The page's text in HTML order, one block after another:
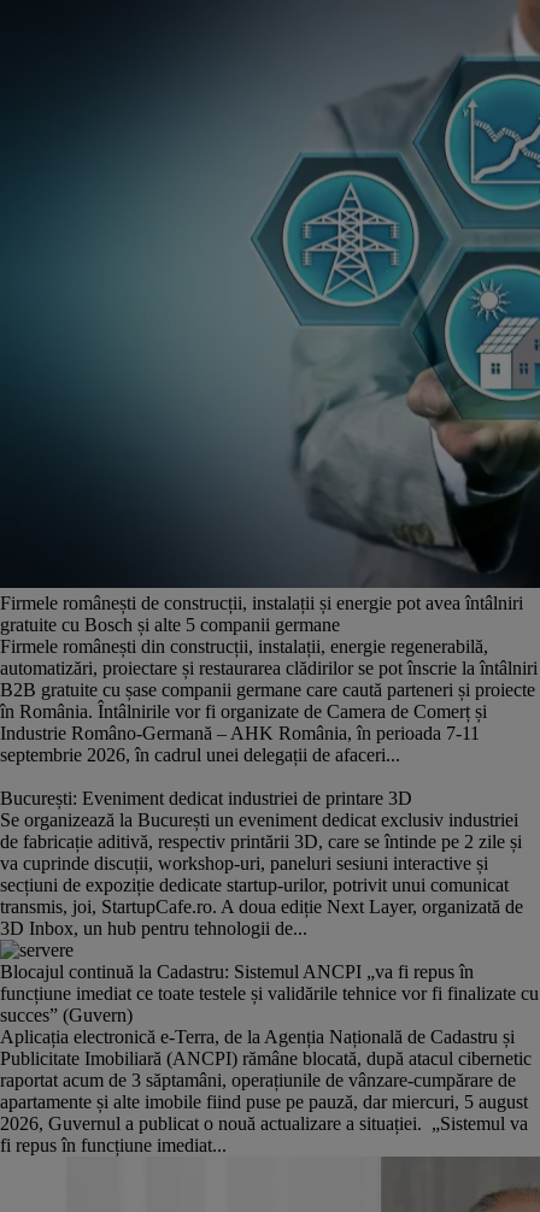
Firmele românești de construcții, instalații și energie pot avea întâlniri
gratuite cu Bosch și alte 5 companii germane
Firmele românești din construcții, instalații, energie regenerabilă,
automatizări, proiectare și restaurarea clădirilor se pot înscrie la întâlniri
B2B gratuite cu șase companii germane care caută parteneri și proiecte
în România. Întâlnirile vor fi organizate de Camera de Comerț și
Industrie Româno-Germană – AHK România, în perioada 7-11
septembrie 2026, în cadrul unei delegații de afaceri...
București: Eveniment dedicat industriei de printare 3D
Se organizează la București un eveniment dedicat exclusiv industriei
de fabricație aditivă, respectiv printării 3D, care se întinde pe 2 zile și
va cuprinde discuții, workshop-uri, paneluri sesiuni interactive și
secțiuni de expoziție dedicate startup-urilor, potrivit unui comunicat
transmis, joi, StartupCafe.ro. A doua ediție Next Layer, organizată de
3D Inbox, un hub pentru tehnologii de...
Blocajul continuă la Cadastru: Sistemul ANCPI „va fi repus în
funcțiune imediat ce toate testele și validările tehnice vor fi finalizate cu
succes” (Guvern)
Aplicația electronică e-Terra, de la Agenția Națională de Cadastru și
Publicitate Imobiliară (ANCPI) rămâne blocată, după atacul cibernetic
raportat acum de 3 săptamâni, operațiunile de vânzare-cumpărare de
apartamente și alte imobile fiind puse pe pauză, dar miercuri, 5 august
2026, Guvernul a publicat o nouă actualizare a situației. „Sistemul va
fi repus în funcțiune imediat...